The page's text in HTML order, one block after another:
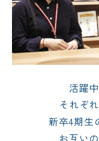
活躍
それぞ
新卒4期生
お互い